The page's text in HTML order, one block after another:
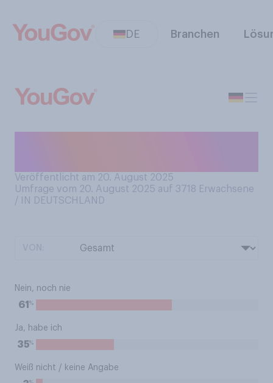
DE Branchen
Veröffentlicht am 20. August 2025
Umfrage vom 20. August 2025 auf 3718 Erwachsene
/ IN DEUTSCHLAND
Nein, noch nie
61 %
Ja, habe ich
35%
Weiß nicht / keine Angabe